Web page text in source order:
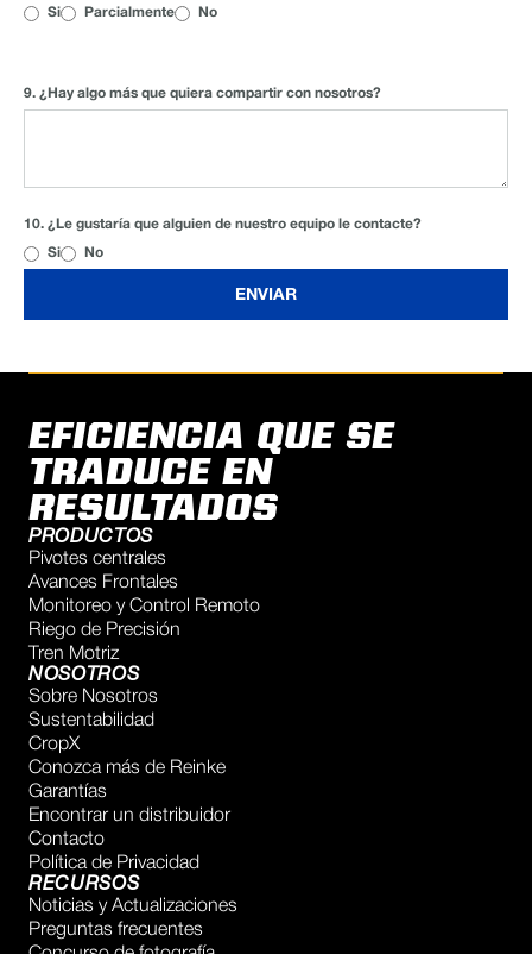
Si Parcialmente No
9. ¿Hay algo más que quiera compartir con nosotros?
10. ¿Le gustaría que alguien de nuestro equipo le contacte?
Si No
EFICIENCIA QUE SE
TRADUCE EN
RESULTADOS
PRODUCTOS
Pivotes centrales
Avances Frontales
Monitoreo y Control Remoto
Riego de Precisión
Tren Motriz
NOSOTROS
Sobre Nosotros
Sustentabilidad
CropX
Conozca más de Reinke
Garantías
Encontrar un distribuidor
Contacto
Política de Privacidad
RECURSOS
Noticias y Actualizaciones
Preguntas frecuentes